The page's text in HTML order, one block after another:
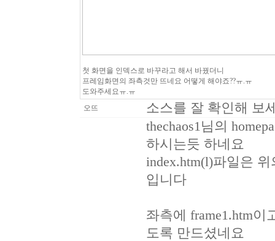
첫 화면을 인덱스로 바꾸라고 해서 바꿨더니
프레임화면의 좌측것만 뜨네요 어떻게 해야죠??ㅠ.ㅠ
도와주세요ㅠ.ㅠ
오뜨
소스를 잘 확인해 보
thechaos1님의
하시는듯 하네요
index.htm(l)파일은
입니다
좌측에 frame1.htm이
도록 만드셨네요